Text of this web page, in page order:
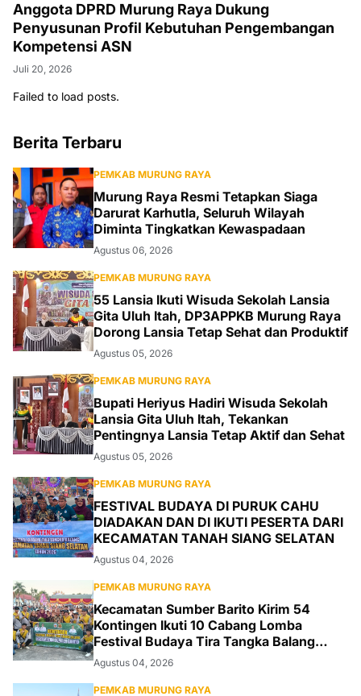
Anggota DPRD Murung Raya Dukung
Penyusunan Profil Kebutuhan Pengembangan
Kompetensi ASN
Juli 20, 2026
Failed to load posts.
Berita Terbaru
PEMKAB MURUNG RAYA
Murung Raya Resmi Tetapkan Siaga
Darurat Karhutla, Seluruh Wilayah
Diminta Tingkatkan Kewaspadaan
Agustus 06, 2026
PEMKAB MURUNG RAYA
55 Lansia Ikuti Wisuda Sekolah Lansia
Gita Uluh Itah, DP3APPKB Murung Raya
Dorong Lansia Tetap Sehat dan Produktif
Agustus 05, 2026
PEMKAB MURUNG RAYA
Bupati Heriyus Hadiri Wisuda Sekolah
Lansia Gita Uluh Itah, Tekankan
Pentingnya Lansia Tetap Aktif dan Sehat
Agustus 05, 2026
PEMKAB MURUNG RAYA
FESTIVAL BUDAYA DI PURUK CAHU
DIADAKAN DAN DI IKUTI PESERTA DARI
KECAMATAN TANAH SIANG SELATAN
Agustus 04, 2026
PEMKAB MURUNG RAYA
Kecamatan Sumber Barito Kirim 54
Kontingen Ikuti 10 Cabang Lomba
Festival Budaya Tira Tangka Balang
2026
Agustus 04, 2026
PEMKAB MURUNG RAYA